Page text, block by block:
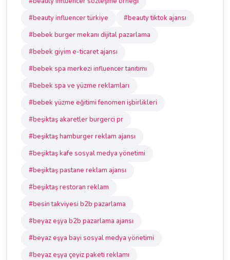
#beauty influencer türkiye
#beauty tiktok ajansı
#bebek burger mekanı dijital pazarlama
#bebek giyim e-ticaret ajansı
#bebek spa merkezi influencer tanıtımı
#bebek spa ve yüzme reklamları
#bebek yüzme eğitimi fenomen işbirlikleri
#beşiktaş akaretler burgerci pr
#beşiktaş hamburger reklam ajansı
#beşiktaş kafe sosyal medya yönetimi
#beşiktaş pastane reklam ajansı
#beşiktaş restoran reklam
#besin takviyesi b2b pazarlama
#beyaz eşya b2b pazarlama ajansı
#beyaz eşya bayi sosyal medya yönetimi
#beyaz eşya çeyiz paketi reklamı